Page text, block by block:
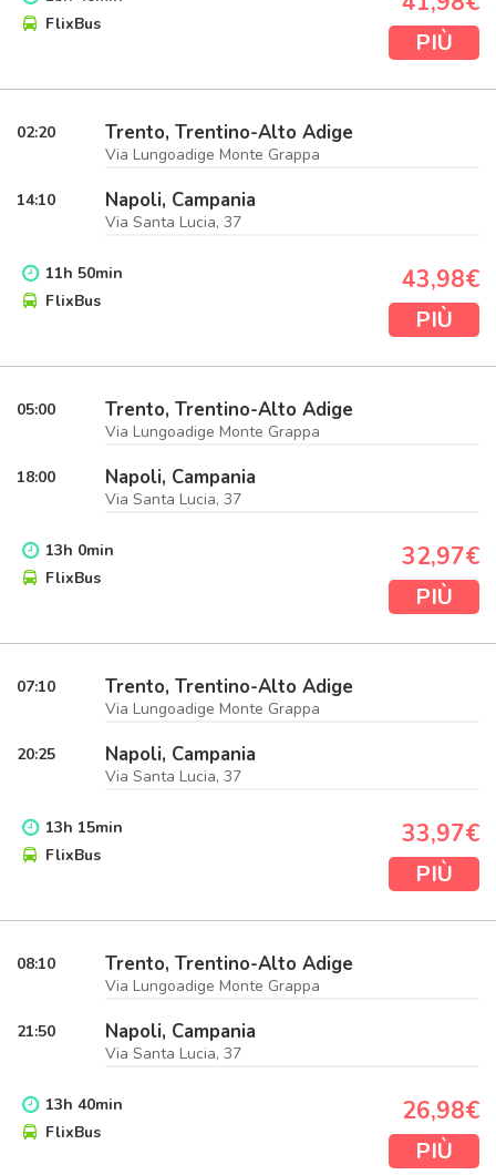
FlixBus
PIÙ
02:20 Trento, Trentino-Alto Adige
Via Lungoadige Monte Grappa
14:10 Napoli, Campania
Via Santa Lucia, 37
11h 50min
FlixBus
43,98€
PIÙ
05:00 Trento, Trentino-Alto Adige
Via Lungoadige Monte Grappa
18:00 Napoli, Campania
Via Santa Lucia, 37
13h 0min
FlixBus
32,97€
PIÙ
07:10 Trento, Trentino-Alto Adige
Via Lungoadige Monte Grappa
20:25 Napoli, Campania
Via Santa Lucia, 37
13h 15min
FlixBus
33,97€
PIÙ
08:10 Trento, Trentino-Alto Adige
Via Lungoadige Monte Grappa
21:50 Napoli, Campania
Via Santa Lucia, 37
13h 40min
FlixBus
26,98€
PIÙ